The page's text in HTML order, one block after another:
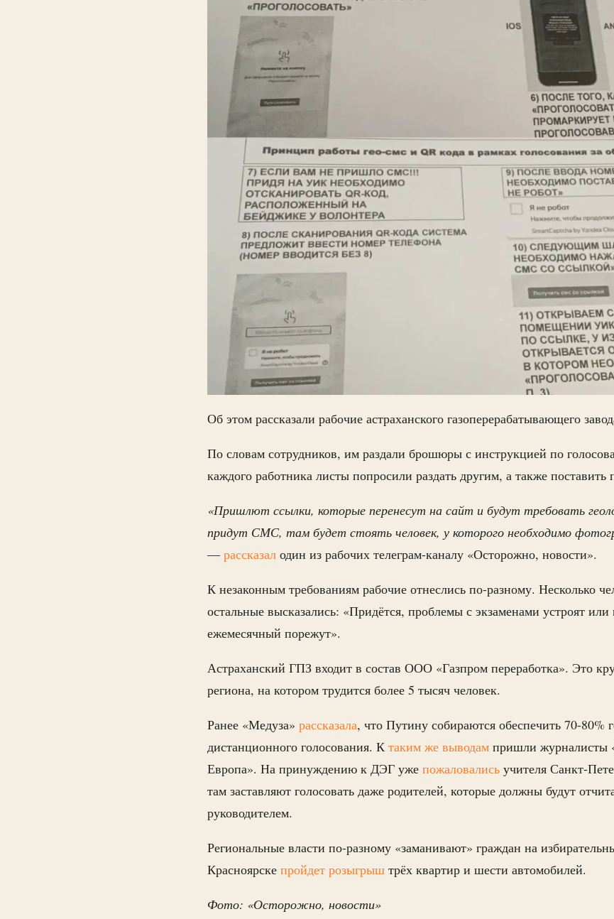
Об этом рассказали рабочие астраханского газоперерабатывающего
По словам сотрудников, им раздали брошюры с инструкцией по
каждого работника листы попросили раздать другим, а также поставить
«Пришлют ссылки, которые перенесут на сайт и будут требовать
придут СМС, там будет стоять человек, у которого необходимо
— рассказал один из рабочих телеграм-каналу «Осторожно, новости».
К незаконным требованиям рабочие отнеслись по-разному. Несколько
остальные высказались: «Придётся, проблемы с экзаменами устроят
ежемесячный порежут».
Астраханский ГПЗ входит в состав ООО «Газпром переработка». Это
региона, на котором трудится более 5 тысяч человек.
Ранее «Медуза» рассказала, что Путину собираются обеспечить 70-80%
дистанционного голосования. К таким же выводам пришли журналисты
Европа». На принуждению к ДЭГ уже пожаловались учителя Санкт-
там заставляют голосовать даже родителей, которые должны будут
руководителем.
Региональные власти по-разному «заманивают» граждан на
Красноярске пройдет розыгрыш трёх квартир и шести автомобилей.
Фото: «Осторожно, новости»